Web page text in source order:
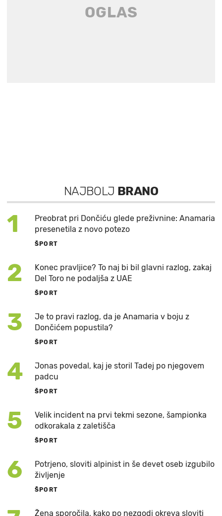
NAJBOLJ BRANO
1
Preobrat pri Dončiću glede preživnine: Anamaria
presenetila z novo potezo
ŠPORT
2
Konec pravljice? To naj bi bil glavni razlog, zakaj
Del Toro ne podaljša z UAE
ŠPORT
3
Je to pravi razlog, da je Anamaria v boju z
Dončićem popustila?
ŠPORT
4
Jonas povedal, kaj je storil Tadej po njegovem
padcu
ŠPORT
5
Velik incident na prvi tekmi sezone, šampionka
odkorakala z zaletišča
ŠPORT
6
Potrjeno, sloviti alpinist in še devet oseb izgubilo
življenje
ŠPORT
Žena sporočila, kako po nezgodi okreva sloviti